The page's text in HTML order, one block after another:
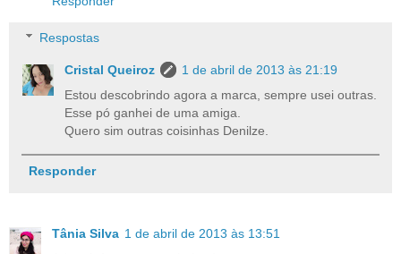
Respostas
Cristal Queiroz
1 de abril de 2013 às 21:19
Estou descobrindo agora a marca, sempre usei outras.
Esse pó ganhei de uma amiga.
Quero sim outras coisinhas Denilze.
Responder
Tânia Silva 1 de abril de 2013 às 13:51